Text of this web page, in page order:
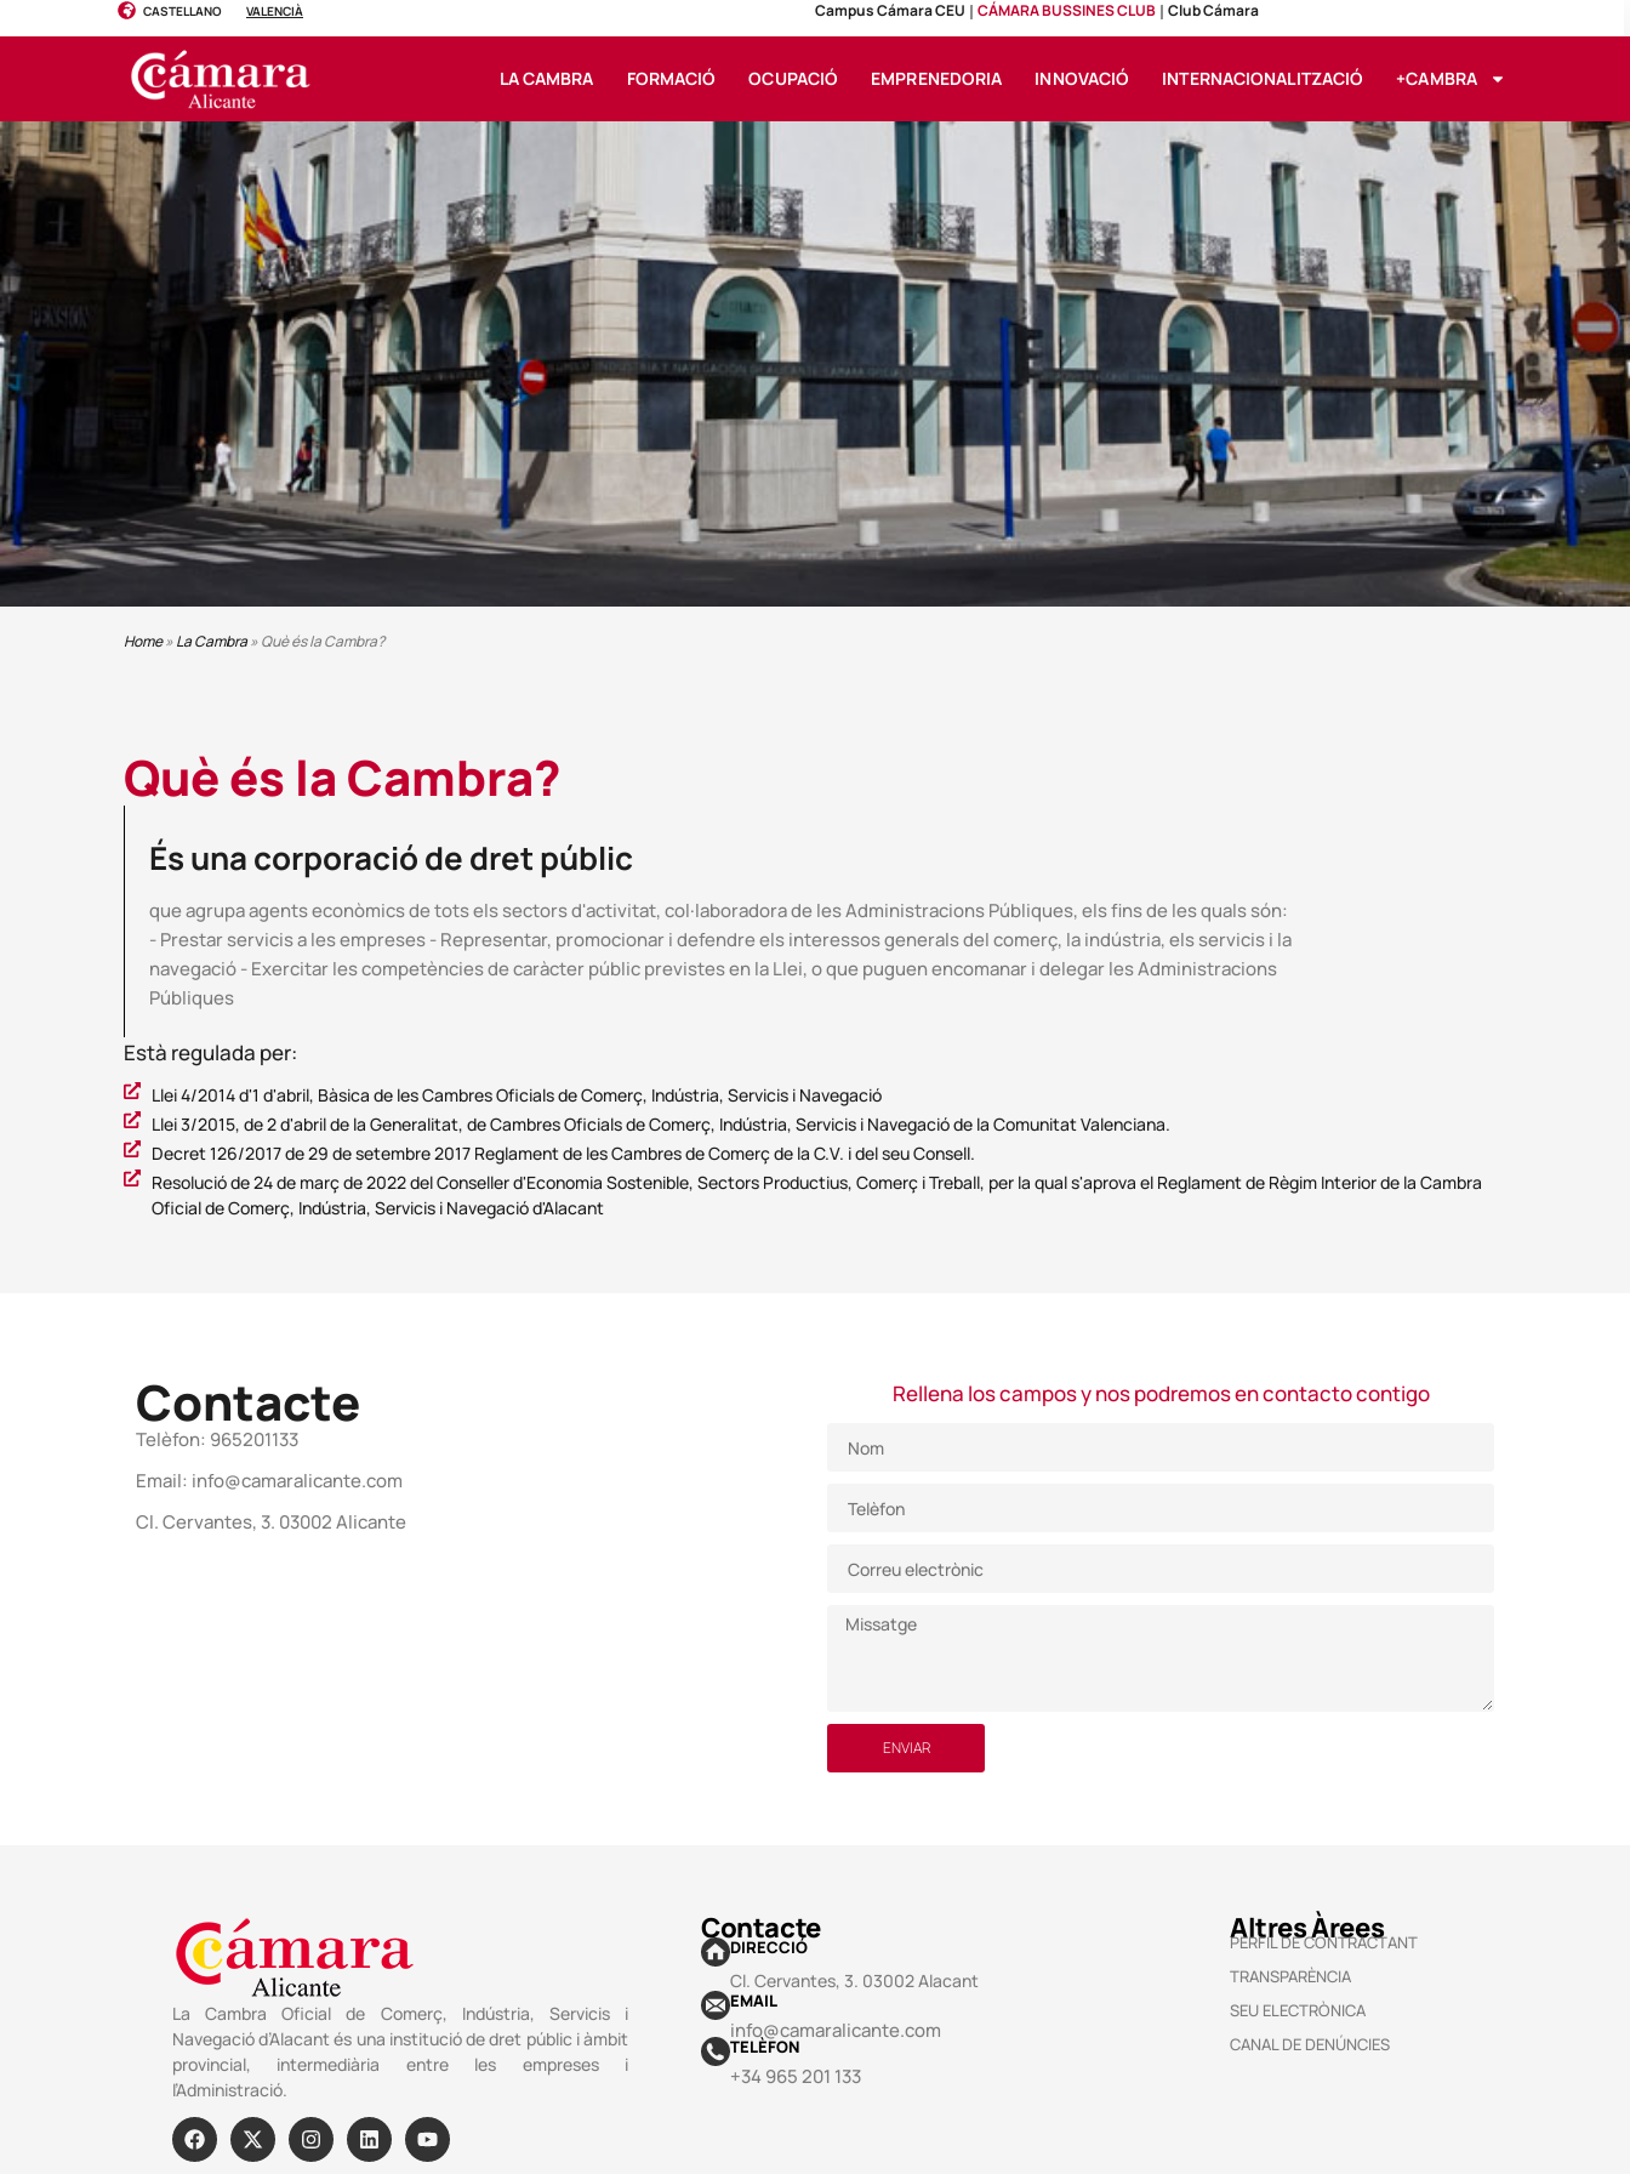
CASTELLANO VALENCIÀ Campus Cámara CEU CÁMARA BUSSINES CLUB Club Cámara
LA CAMBRA FORMACIÓ OCUPACIÓ EMPRENEDORIA INNOVACIÓ INTERNACIONALITZACIÓ +CAMBRA
Home»La Cambra»Què és la Cambra?
Què és la Cambra?
És una corporació de dret públic
que agrupa agents econòmics de tots els sectors d'activitat, col·laboradora de les Administracions Públiques, els fins de les quals són:
- Prestar servicis a les empreses - Representar, promocionar i defendre els interessos generals del comerç, la indústria, els servicis i la
navegació - Exercitar les competències de caràcter públic previstes en la Llei, o que puguen encomanar i delegar les Administracions
Públiques
Està regulada per:
Llei 4/2014 d'1 d'abril, Bàsica de les Cambres Oficials de Comerç, Indústria, Servicis i Navegació
Llei 3/2015, de 2 d'abril de la Generalitat, de Cambres Oficials de Comerç, Indústria, Servicis i Navegació de la Comunitat Valenciana.
Decret 126/2017 de 29 de setembre 2017 Reglament de les Cambres de Comerç de la C.V. i del seu Consell.
Resolució de 24 de març de 2022 del Conseller d'Economia Sostenible, Sectors Productius, Comerç i Treball, per la qual s'aprova el Reglament de Règim Interior de la Cambra
Oficial de Comerç, Indústria, Servicis i Navegació d'Alacant
Contacte
Telèfon: 965201133
Email: info@camaralicante.com
Cl. Cervantes, 3. 03002 Alicante
Rellena los campos y nos podremos en contacto contigo
ENVIAR
La Cambra Oficial de Comerç, Indústria, Servicis i
Navegació d’Alacant és una institució de dret públic i àmbit
provincial, intermediària entre les empreses i
l’Administració.
Contacte
DIRECCIÓ
Cl. Cervantes, 3. 03002 Alacant
EMAIL
info@camaralicante.com
TELÈFON
+34 965 201 133
Altres Àrees
PERFIL DE CONTRACTANT
TRANSPARÈNCIA
SEU ELECTRÒNICA
CANAL DE DENÚNCIES